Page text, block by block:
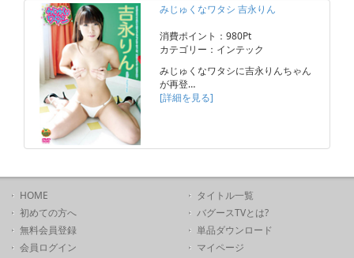
みじゅくなワタシ 吉永りん
消費ポイント：980Pt
カテゴリー：インテック
みじゅくなワタシに吉永りんちゃん
が再登…
[詳細を見る]
HOME
初めての方へ
無料会員登録
会員ログイン
タイトル一覧
バグースTVとは?
単品ダウンロード
マイページ